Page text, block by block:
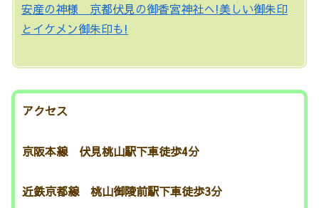
安産の神様 京都伏見の御香宮神社へ!美しい御朱印
とイケメン御朱印も!
アクセス
京阪本線 伏見桃山駅下車徒歩4分
近鉄京都線 桃山御陵前駅下車徒歩3分